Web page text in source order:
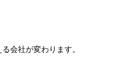
会社が変わります。